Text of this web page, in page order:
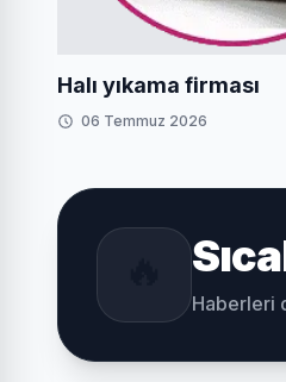
Halı yıkama firması
06 Temmuz 2026
Haberleri